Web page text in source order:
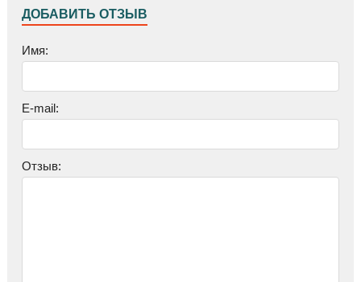
ДОБАВИТЬ ОТЗЫВ
Имя:
E-mail:
Отзыв: